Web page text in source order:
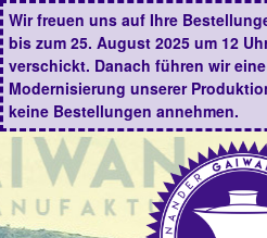
Wir freuen uns auf Ihre
bis zum 25. August 2025 um 12
verschickt. Danach führen wir
Modernisierung unserer
keine Bestellungen annehmen.